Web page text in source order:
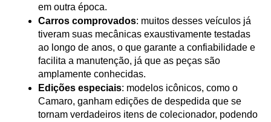
em outra época.
Carros comprovados: muitos desses veículos já
tiveram suas mecânicas exaustivamente testadas
ao longo de anos, o que garante a confiabilidade e
facilita a manutenção, já que as peças são
amplamente conhecidas.
Edições especiais: modelos icônicos, como o
Camaro, ganham edições de despedida que se
tornam verdadeiros itens de colecionador, podendo